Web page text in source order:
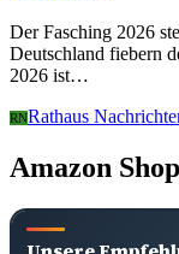
Der Fasching 2026
Deutschland fiebern
2026 ist…
RNRathaus
Amazon